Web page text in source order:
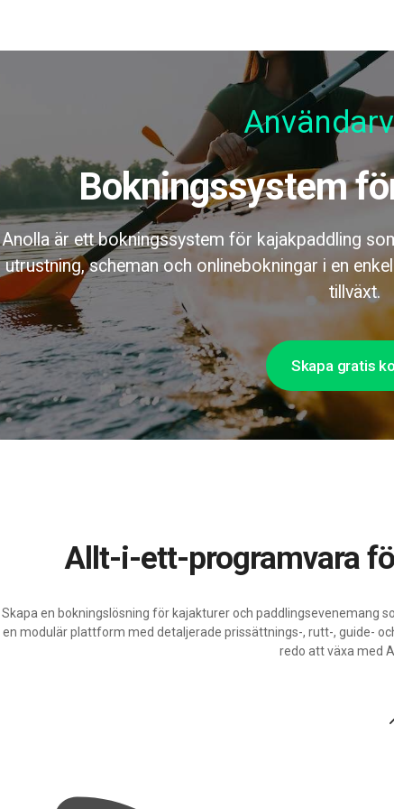
Bokningssystem
Anolla är ett bokningssystem för kajakpaddling
utrustning, scheman och onlinebokningar i en
tillväxt.
Skapa gratis
Allt-i-ett-programvara
Skapa en bokningslösning för kajakturer och paddlingsevenemang
en modulär plattform med detaljerade prissättnings-, rutt-, guide-
redo att växa med